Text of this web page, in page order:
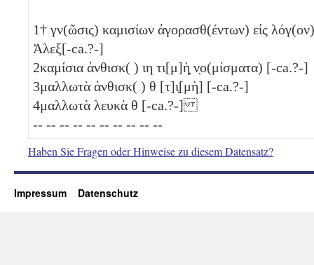
1† γν(ῶσις) καμισίων ἀγορασθ(έντων) εἰς λόγ(ον)
Ἀλεξ[-ca.?-]
2καμίσια ἀνθισκ( ) ιη τι[μ]ὴ̣ ν̣ο(μίσματα) [-ca.?-]
3μαλλωτὰ ἀνθισκ( ) θ [τ]ι̣[μὴ] [-ca.?-]
4μαλλωτὰ λευκὰ θ [-ca.?-]
-- -- -- -- -- -- -- -- -- --
Haben Sie Fragen oder Hinweise zu diesem Datensatz?
Impressum Datenschutz